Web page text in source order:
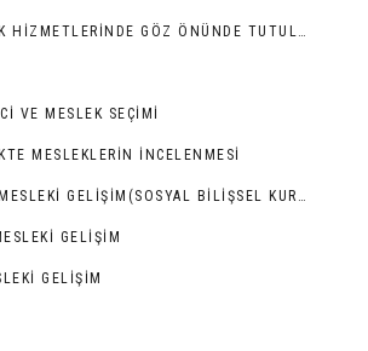
MESLEKI REHBERLIK HIZMETLERINDE GÖZ ÖNÜNDE TUTULMASI GEREKEN NOKTALAR
VE MESLEK SEÇIMI
MESLEKLERIN İNCELENMESI
BANDURA’YA GÖRE MESLEKI GELIŞIM(SOSYAL BILIŞSEL KURAM)
GELIŞIM
GELIŞIM